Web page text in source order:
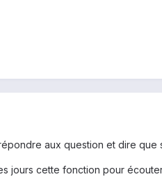
aux question et dire
jours cette fonction pour